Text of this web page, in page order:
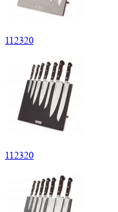
112320
112320